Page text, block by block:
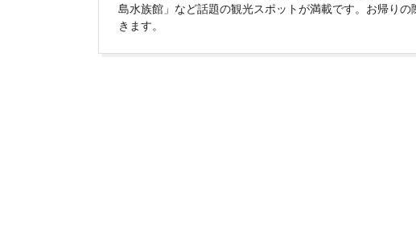
島水族館」など話題の観光スポットが満載です。お帰り
きます。